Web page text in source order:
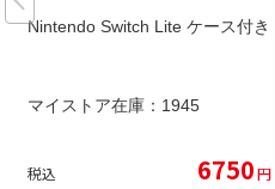
Nintendo Switch Lite ケース付き
マイストア在庫： 1945
税込 6750円